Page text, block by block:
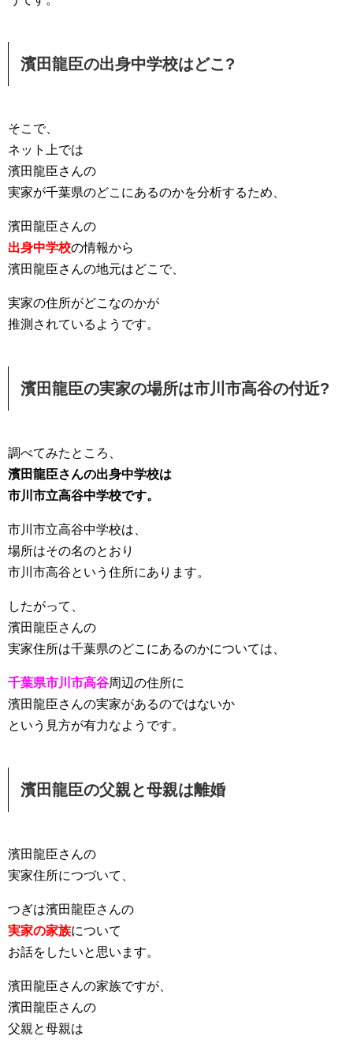
濱田龍臣の出身中学校はどこ?
そこで、
ネット上では
濱田龍臣さんの
実家が千葉県のどこにあるのかを分析するため、
濱田龍臣さんの
出身中学校の情報から
濱田龍臣さんの地元はどこで、
実家の住所がどこなのかが
推測されているようです。
濱田龍臣の実家の場所は市川市高谷の付近?
調べてみたところ、
濱田龍臣さんの出身中学校は
市川市立高谷中学校です。
市川市立高谷中学校は、
場所はその名のとおり
市川市高谷という住所にあります。
したがって、
濱田龍臣さんの
実家住所は千葉県のどこにあるのかについては、
千葉県市川市高谷周辺の住所に
濱田龍臣さんの実家があるのではないか
という見方が有力なようです。
濱田龍臣の父親と母親は離婚
濱田龍臣さんの
実家住所につづいて、
つぎは濱田龍臣さんの
実家の家族について
お話をしたいと思います。
濱田龍臣さんの家族ですが、
濱田龍臣さんの
父親と母親は